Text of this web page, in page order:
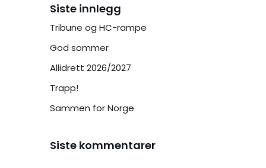
Siste innlegg
Tribune og HC-rampe
God sommer
Allidrett 2026/2027
Trapp!
Sammen for Norge
Siste kommentarer